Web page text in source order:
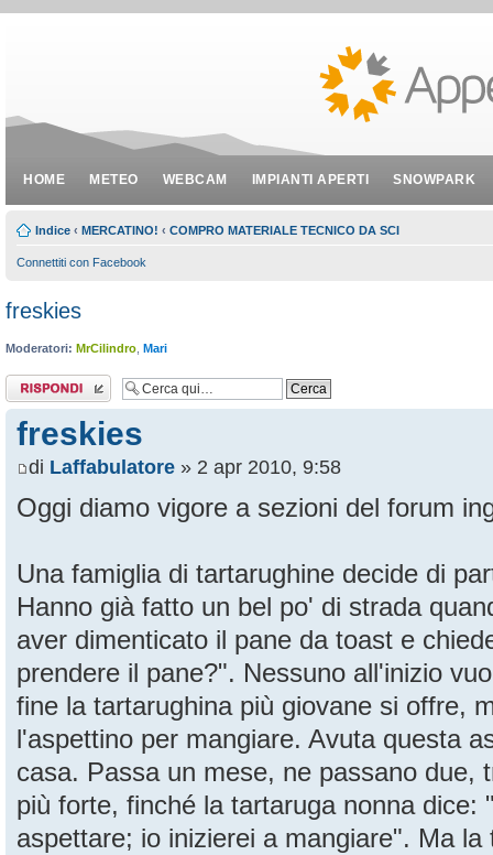
HOME METEO WEBCAM IMPIANTI APERTI SNOWPARK
Indice ‹ MERCATINO! ‹ COMPRO MATERIALE TECNICO DA SCI
Connettiti con Facebook
freskies
Moderatori: MrCilindro Mari
Rispondi al
messaggio
freskies
di Laffabulatore » 2 apr 2010, 9:58
Oggi diamo vigore a sezioni del forum
Una famiglia di tartarughine decide di
Hanno già fatto un bel po' di strada
aver dimenticato il pane da toast e
prendere il pane?". Nessuno all'inizio
fine la tartarughina più giovane si offre,
l'aspettino per mangiare. Avuta questa
casa. Passa un mese, ne passano due,
più forte, finché la tartaruga nonna dice:
aspettare; io inizierei a mangiare". Ma